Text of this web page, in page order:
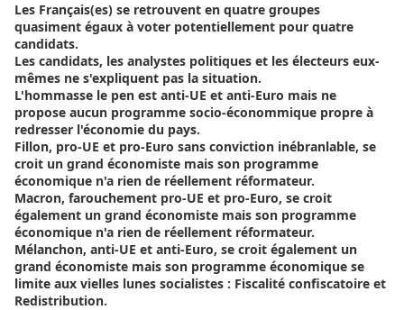
Les Français(es) se retrouvent en quatre groupes
quasiment égaux à voter potentiellement pour quatre
candidats.
Les candidats, les analystes politiques et les électeurs eux-
mêmes ne s'expliquent pas la situation.
L'hommasse le pen est anti-UE et anti-Euro mais ne
propose aucun programme socio-économmique propre à
redresser l'économie du pays.
Fillon, pro-UE et pro-Euro sans conviction inébranlable, se
croit un grand économiste mais son programme
économique n'a rien de réellement réformateur.
Macron, farouchement pro-UE et pro-Euro, se croit
également un grand économiste mais son programme
économique n'a rien de réellement réformateur.
Mélanchon, anti-UE et anti-Euro, se croit également un
grand économiste mais son programme économique se
limite aux vielles lunes socialistes : Fiscalité confiscatoire et
Redistribution.